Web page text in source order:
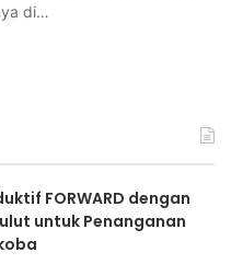
di…
FORWARD dengan
untuk Penanganan